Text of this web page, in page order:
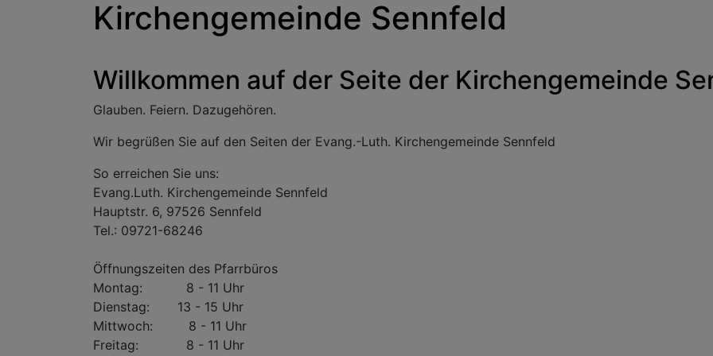
Kirchengemeinde Sennfeld
Willkommen auf der Seite der Kirchengemeinde
Glauben. Feiern. Dazugehören.
Wir begrüßen Sie auf den Seiten der Evang.-Luth. Kirchengemeinde Sennfeld
So erreichen Sie uns:
Evang.Luth. Kirchengemeinde Sennfeld
Hauptstr. 6, 97526 Sennfeld
Tel.: 09721-68246
Öffnungszeiten des Pfarrbüros
Montag: 8 - 11 Uhr
Dienstag: 13 - 15 Uhr
Mittwoch: 8 - 11 Uhr
Freitag: 8 - 11 Uhr